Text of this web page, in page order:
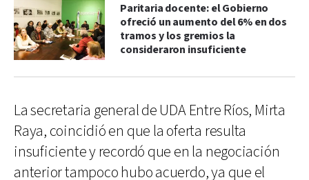
Paritaria docente: el Gobierno
ofreció un aumento del 6% en dos
tramos y los gremios la
consideraron insuficiente
La secretaria general de UDA Entre Ríos, Mirta
Raya, coincidió en que la oferta resulta
insuficiente y recordó que en la negociación
anterior tampoco hubo acuerdo, ya que el